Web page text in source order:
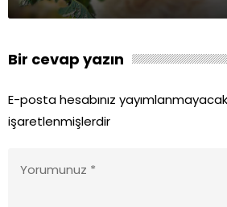
Bir cevap yazın
E-posta hesabınız
işaretlenmişlerdir